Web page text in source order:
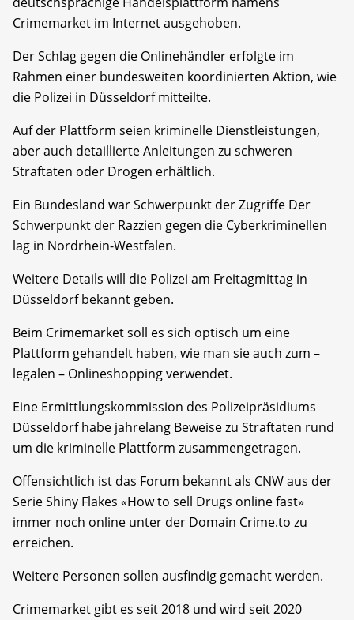
Crimemarket im Internet ausgehoben.
Der Schlag gegen die Onlinehändler erfolgte im
Rahmen einer bundesweiten koordinierten Aktion, wie
die Polizei in Düsseldorf mitteilte.
Auf der Plattform seien kriminelle Dienstleistungen,
aber auch detaillierte Anleitungen zu schweren
Straftaten oder Drogen erhältlich.
Ein Bundesland war Schwerpunkt der Zugriffe Der
Schwerpunkt der Razzien gegen die Cyberkriminellen
lag in Nordrhein-Westfalen.
Weitere Details will die Polizei am Freitagmittag in
Düsseldorf bekannt geben.
Beim Crimemarket soll es sich optisch um eine
Plattform gehandelt haben, wie man sie auch zum –
legalen – Onlineshopping verwendet.
Eine Ermittlungskommission des Polizeipräsidiums
Düsseldorf habe jahrelang Beweise zu Straftaten rund
um die kriminelle Plattform zusammengetragen.
Offensichtlich ist das Forum bekannt als CNW aus der
Serie Shiny Flakes «How to sell Drugs online fast»
immer noch online unter der Domain Crime.to zu
erreichen.
Weitere Personen sollen ausfindig gemacht werden.
Crimemarket gibt es seit 2018 und wird seit 2020